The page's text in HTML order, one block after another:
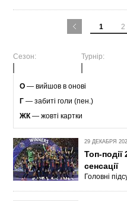
1 2
Сезон: Турнір:
O — вийшов в онові
Г — забиті голи (пен.)
ЖК— жовті картки
29 ДЕКАБРЯ
Топ-
сенсації
Головні